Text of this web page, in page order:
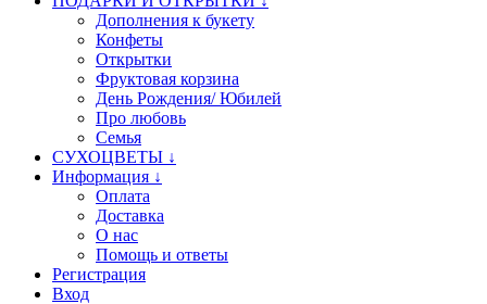
Дополнения к букету
Конфеты
Открытки
Фруктовая корзина
День Рождения/ Юбилей
Про любовь
Семья
СУХОЦВЕТЫ ↓
Информация ↓
Оплата
Доставка
О нас
Помощь и ответы
Регистрация
Вход